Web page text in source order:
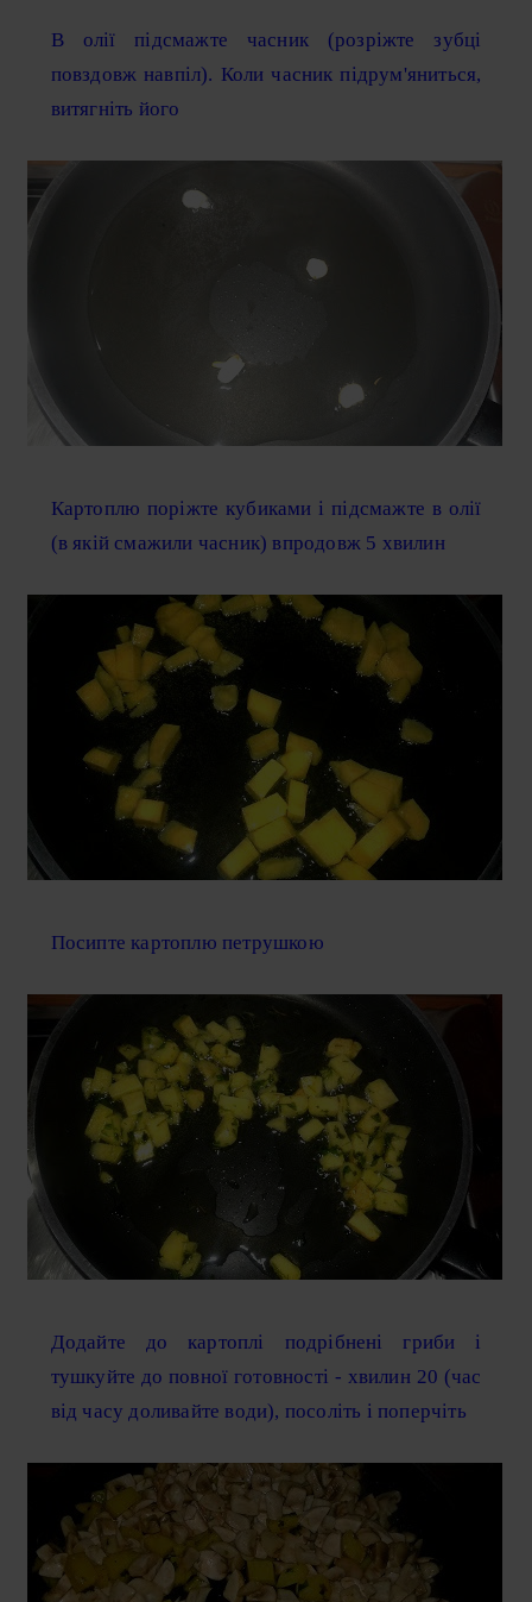
В олії підсмажте часник (розріжте зубці
повздовж навпіл). Коли часник підрум'яниться,
витягніть його
Картоплю поріжте кубиками і підсмажте в олії
(в якій смажили часник) впродовж 5 хвилин
Посипте картоплю петрушкою
Додайте до картоплі подрібнені гриби і
тушкуйте до повної готовності - хвилин 20 (час
від часу доливайте води), посоліть і поперчіть